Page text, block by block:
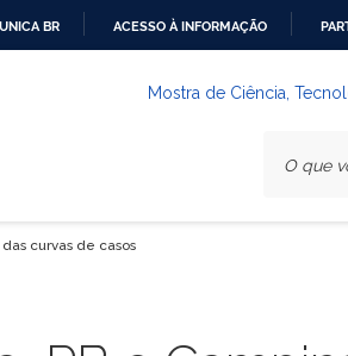
BR ACESSO À INFORMAÇÃO
Mostra de Ciência,
curvas de casos